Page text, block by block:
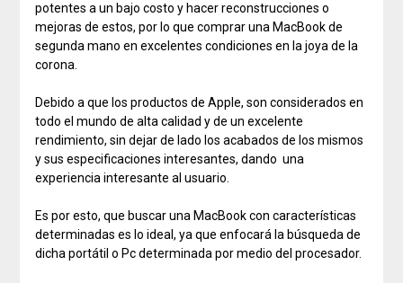
potentes a un bajo costo y hacer reconstrucciones o
mejoras de estos, por lo que comprar una MacBook de
segunda mano en excelentes condiciones en la joya de la
corona.
Debido a que los productos de Apple, son considerados en
todo el mundo de alta calidad y de un excelente
rendimiento, sin dejar de lado los acabados de los mismos
y sus especificaciones interesantes, dando una
experiencia interesante al usuario.
Es por esto, que buscar una MacBook con características
determinadas es lo ideal, ya que enfocará la búsqueda de
dicha portátil o Pc determinada por medio del procesador.